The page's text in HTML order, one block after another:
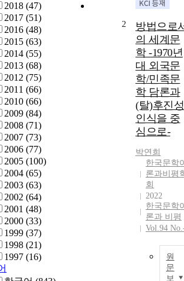
2018 (47)
2017 (51)
2016 (48)
2015 (63)
2014 (55)
2013 (68)
2012 (75)
2011 (66)
2010 (66)
2009 (84)
2008 (71)
2007 (73)
2006 (77)
2005 (100)
2004 (65)
2003 (63)
2002 (64)
2001 (48)
2000 (33)
1999 (37)
1998 (21)
1997 (16)
2
방법으로
의 세계문
학 -1970년
대 외국문
학/민족문
학 담론과
(탈)후진성
인식을 중
심으로-
박연희
한국문학
론과비평
회
2022
한국문학
론과 비평
Vol.94
원
문
보